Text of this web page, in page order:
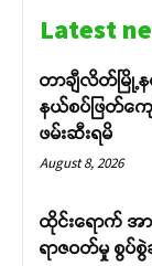
Latest
တာချီလိတ်မြို့
နယ်စပ်ဖြတ်ကျ
ဖမ်းဆီးရမိ
August 8, 2026
ထိုင်းရောက် အ
ရာဇဝတ်မှု စွပ်စွဲခ